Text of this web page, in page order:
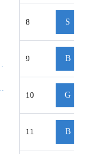
8 S
9 B
10 G
11 B